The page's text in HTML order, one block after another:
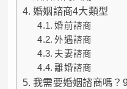
婚姻諮商4大類型
婚前諮商
外遇諮商
夫妻諮商
離婚諮商
我需要婚姻諮商嗎？